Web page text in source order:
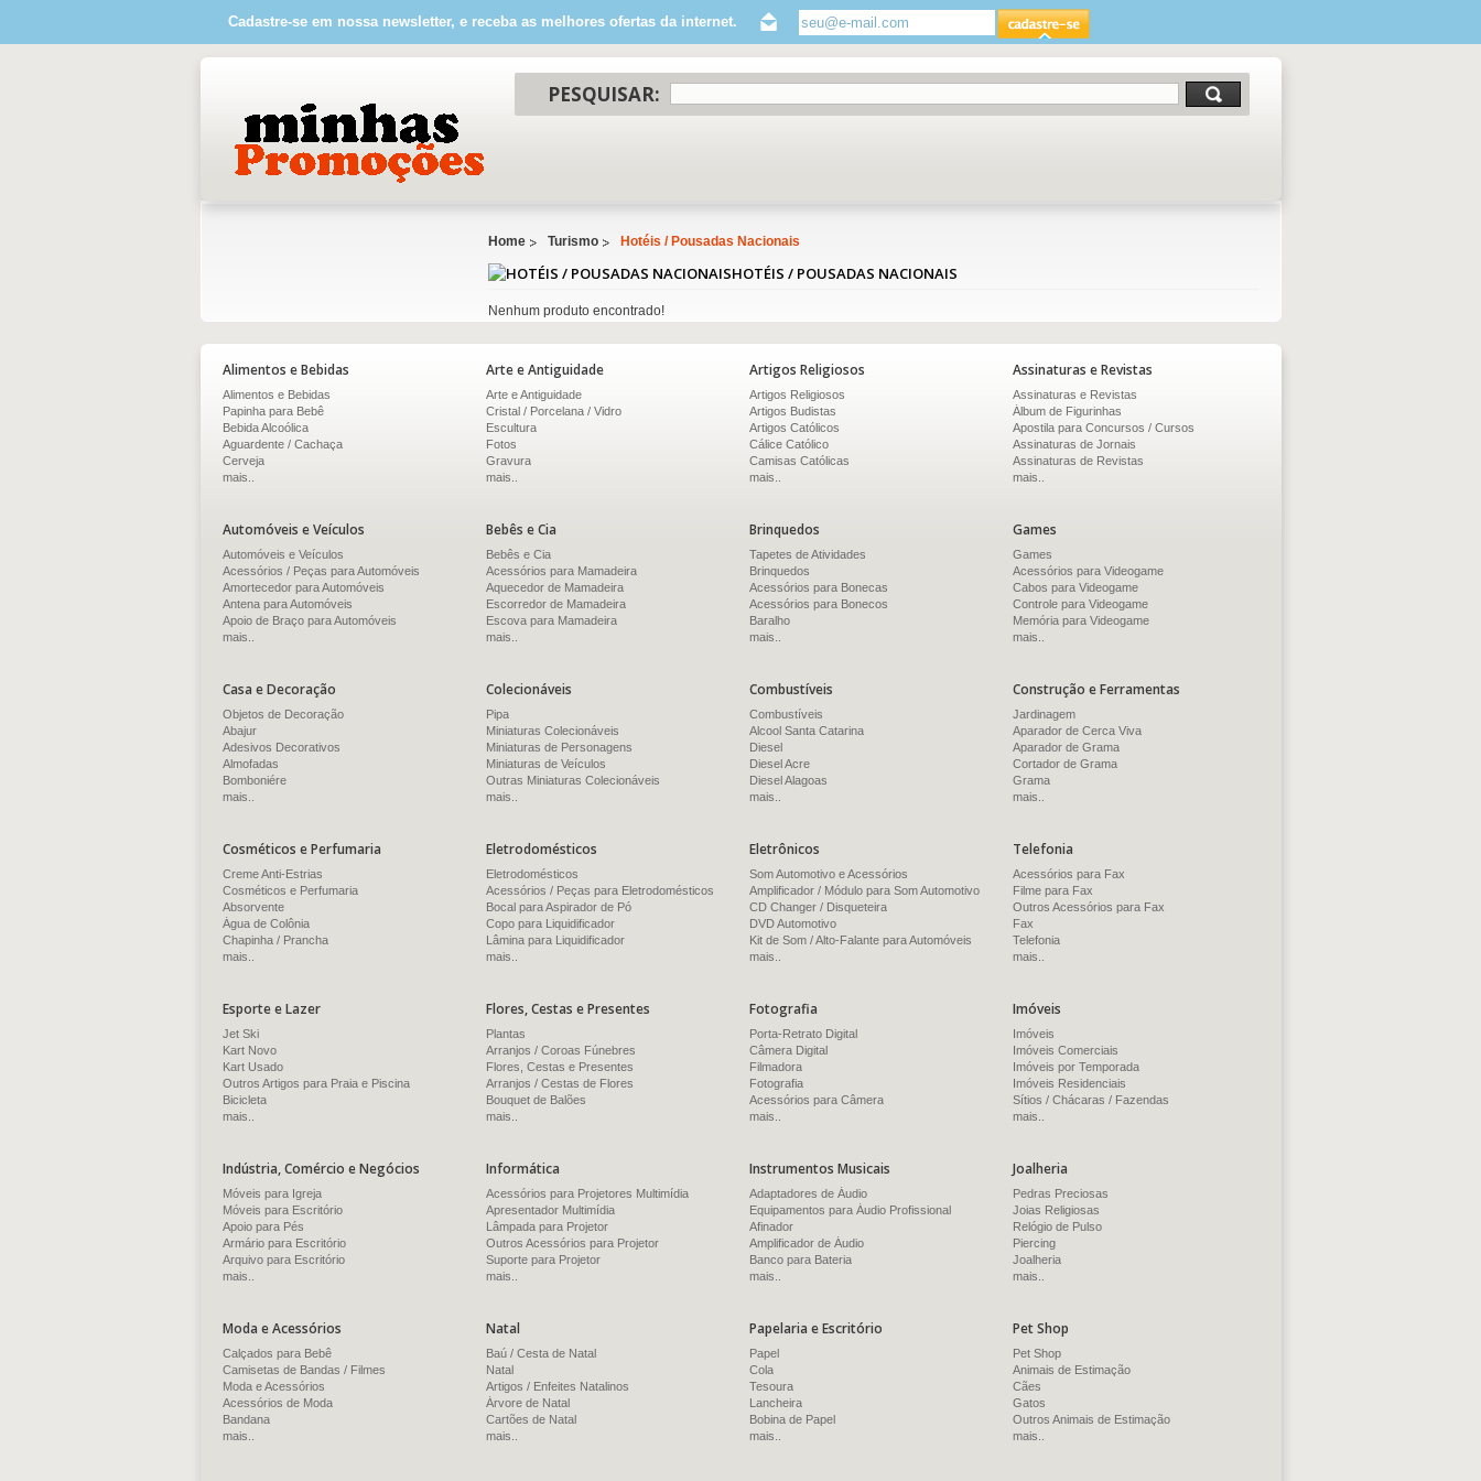
Cadastre-se em nossa newsletter, e receba as melhores ofertas da internet.
PESQUISAR:
Home Turismo Hotéis / Pousadas Nacionais
HOTÉIS / POUSADAS NACIONAIS
Nenhum produto encontrado!
Alimentos e Bebidas
Alimentos e Bebidas
Papinha para Bebê
Bebida Alcoólica
Aguardente / Cachaça
Cerveja
mais..
Arte e Antiguidade
Arte e Antiguidade
Cristal / Porcelana / Vidro
Escultura
Fotos
Gravura
mais..
Artigos Religiosos
Artigos Religiosos
Artigos Budistas
Artigos Católicos
Cálice Católico
Camisas Católicas
mais..
Assinaturas e Revistas
Assinaturas e Revistas
Álbum de Figurinhas
Apostila para Concursos / Cursos
Assinaturas de Jornais
Assinaturas de Revistas
mais..
Automóveis e Veículos
Automóveis e Veículos
Acessórios / Peças para Automóveis
Amortecedor para Automóveis
Antena para Automóveis
Apoio de Braço para Automóveis
mais..
Bebês e Cia
Bebês e Cia
Acessórios para Mamadeira
Aquecedor de Mamadeira
Escorredor de Mamadeira
Escova para Mamadeira
mais..
Brinquedos
Tapetes de Atividades
Brinquedos
Acessórios para Bonecas
Acessórios para Bonecos
Baralho
mais..
Games
Games
Acessórios para Videogame
Cabos para Videogame
Controle para Videogame
Memória para Videogame
mais..
Casa e Decoração
Objetos de Decoração
Abajur
Adesivos Decorativos
Almofadas
Bomboniére
mais..
Colecionáveis
Pipa
Miniaturas Colecionáveis
Miniaturas de Personagens
Miniaturas de Veículos
Outras Miniaturas Colecionáveis
mais..
Combustíveis
Combustíveis
Alcool Santa Catarina
Diesel
Diesel Acre
Diesel Alagoas
mais..
Construção e Ferramentas
Jardinagem
Aparador de Cerca Viva
Aparador de Grama
Cortador de Grama
Grama
mais..
Cosméticos e Perfumaria
Creme Anti-Estrias
Cosméticos e Perfumaria
Absorvente
Água de Colônia
Chapinha / Prancha
mais..
Eletrodomésticos
Eletrodomésticos
Acessórios / Peças para Eletrodomésticos
Bocal para Aspirador de Pó
Copo para Liquidificador
Lâmina para Liquidificador
mais..
Eletrônicos
Som Automotivo e Acessórios
Amplificador / Módulo para Som Automotivo
CD Changer / Disqueteira
DVD Automotivo
Kit de Som / Alto-Falante para Automóveis
mais..
Telefonia
Acessórios para Fax
Filme para Fax
Outros Acessórios para Fax
Fax
Telefonia
mais..
Esporte e Lazer
Jet Ski
Kart Novo
Kart Usado
Outros Artigos para Praia e Piscina
Bicicleta
mais..
Flores, Cestas e Presentes
Plantas
Arranjos / Coroas Fúnebres
Flores, Cestas e Presentes
Arranjos / Cestas de Flores
Bouquet de Balões
mais..
Fotografia
Porta-Retrato Digital
Câmera Digital
Filmadora
Fotografia
Acessórios para Câmera
mais..
Imóveis
Imóveis
Imóveis Comerciais
Imóveis por Temporada
Imóveis Residenciais
Sítios / Chácaras / Fazendas
mais..
Indústria, Comércio e Negócios
Móveis para Igreja
Móveis para Escritório
Apoio para Pés
Armário para Escritório
Arquivo para Escritório
mais..
Informática
Acessórios para Projetores Multimídia
Apresentador Multimídia
Lâmpada para Projetor
Outros Acessórios para Projetor
Suporte para Projetor
mais..
Instrumentos Musicais
Adaptadores de Áudio
Equipamentos para Áudio Profissional
Afinador
Amplificador de Áudio
Banco para Bateria
mais..
Joalheria
Pedras Preciosas
Joias Religiosas
Relógio de Pulso
Piercing
Joalheria
mais..
Moda e Acessórios
Calçados para Bebê
Camisetas de Bandas / Filmes
Moda e Acessórios
Acessórios de Moda
Bandana
mais..
Natal
Baú / Cesta de Natal
Natal
Artigos / Enfeites Natalinos
Árvore de Natal
Cartões de Natal
mais..
Papelaria e Escritório
Papel
Cola
Tesoura
Lancheira
Bobina de Papel
mais..
Pet Shop
Pet Shop
Animais de Estimação
Cães
Gatos
Outros Animais de Estimação
mais..